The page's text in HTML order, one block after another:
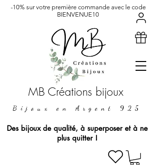
MB Créations bijoux
Bijoux en Argent 925
Des bijoux de qualité, à superposer et à ne
plus quitter !
-10% sur votre première commande avec le code
BIENVENUE10